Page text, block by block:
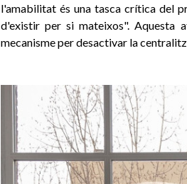
l'amabilitat és una tasca crítica del
d'existir per si mateixos". Aquesta
mecanisme per desactivar la